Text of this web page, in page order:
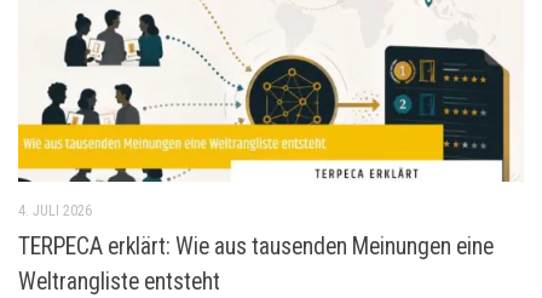
4. JULI 2026
TERPECA erklärt: Wie aus tausenden Meinungen eine
Weltrangliste entsteht